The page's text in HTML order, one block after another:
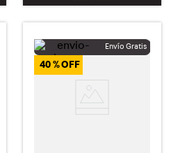
40 %